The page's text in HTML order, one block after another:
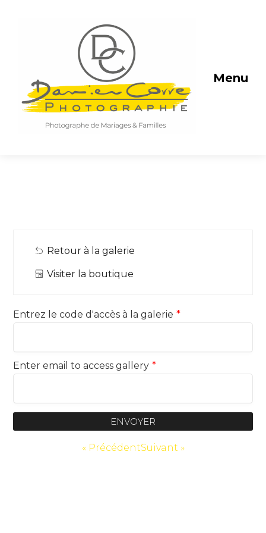
Menu
Retour à la galerie
Visiter la boutique
Entrez le code d'accès à la galerie *
Enter email to access gallery *
ENVOYER
« PrécédentSuivant »